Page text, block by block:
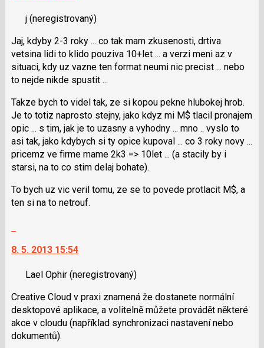
následující
P
pro
předchozí
nový
názor.
navigaci
lze
použít
i
klávesy
N
pro
následující
a
P
předchozí
nový
j (neregistrovaný)
Jaj, kdyby 2-3 roky ... co tak mam zkusenosti, drtiva
vetsina lidi to klido pouziva 10+let ... a verzi meni az v
situaci, kdy uz vazne ten format neumi nic precist ... nebo
to nejde nikde spustit ...
Takze bych to videl tak, ze si kopou pekne hlubokej hrob.
Je to totiz naprosto stejny, jako kdyz mi M$ tlacil pronajem
opic ... s tim, jak je to uzasny a vyhodny ... mno .. vyslo to
asi tak, jako kdybych si ty opice kupoval ... co 3 roky novy ...
pricemz ve firme mame 2k3 => 10let ... (a stacily by i
starsi, na to co stim delaj bohate).
To bych uz vic veril tomu, ze se to povede protlacit M$, a
ten si na to netrouf.
další
názor.
navigaci
lze
použít
i
8. 5. 2013 15:54
Lael Ophir (neregistrovaný)
Creative Cloud v praxi znamená že dostanete normální
desktopové aplikace, a volitelně můžete provádět některé
akce v cloudu (například synchronizaci nastavení nebo
dokumentů).